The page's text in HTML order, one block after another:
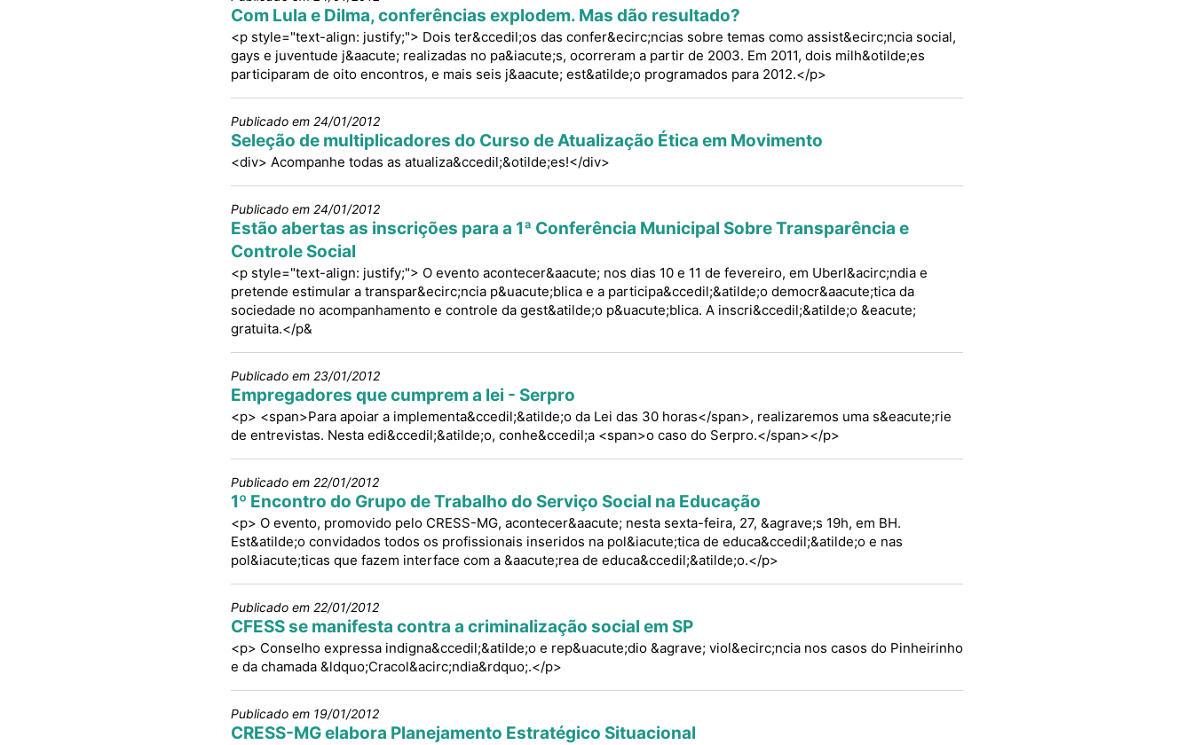
Com Lula e Dilma, conferências explodem. Mas dão resultado?
<p style="text-align: justify;"> Dois ter&ccedil;os das confer&ecirc;ncias sobre temas como assist&ecirc;ncia social,
gays e juventude j&aacute; realizadas no pa&iacute;s, ocorreram a partir de 2003. Em 2011, dois milh&otilde;es
participaram de oito encontros, e mais seis j&aacute; est&atilde;o programados para 2012.</p>
Publicado em 24/01/2012
Seleção de multiplicadores do Curso de Atualização Ética em Movimento
<div> Acompanhe todas as atualiza&ccedil;&otilde;es!</div>
Publicado em 24/01/2012
Estão abertas as inscrições para a 1ª Conferência Municipal Sobre Transparência e
Controle Social
<p style="text-align: justify;"> O evento acontecer&aacute; nos dias 10 e 11 de fevereiro, em Uberl&acirc;ndia e
pretende estimular a transpar&ecirc;ncia p&uacute;blica e a participa&ccedil;&atilde;o democr&aacute;tica da
sociedade no acompanhamento e controle da gest&atilde;o p&uacute;blica. A inscri&ccedil;&atilde;o &eacute;
gratuita.</p&
Publicado em 23/01/2012
Empregadores que cumprem a lei - Serpro
<p> <span>Para apoiar a implementa&ccedil;&atilde;o da Lei das 30 horas</span>, realizaremos uma s&eacute;rie
de entrevistas. Nesta edi&ccedil;&atilde;o, conhe&ccedil;a <span>o caso do Serpro.</span></p>
Publicado em 22/01/2012
1º Encontro do Grupo de Trabalho do Serviço Social na Educação
<p> O evento, promovido pelo CRESS-MG, acontecer&aacute; nesta sexta-feira, 27, &agrave;s 19h, em BH.
Est&atilde;o convidados todos os profissionais inseridos na pol&iacute;tica de educa&ccedil;&atilde;o e nas
pol&iacute;ticas que fazem interface com a &aacute;rea de educa&ccedil;&atilde;o.</p>
Publicado em 22/01/2012
CFESS se manifesta contra a criminalização social em SP
<p> Conselho expressa indigna&ccedil;&atilde;o e rep&uacute;dio &agrave; viol&ecirc;ncia nos casos do Pinheirinho
e da chamada &ldquo;Cracol&acirc;ndia&rdquo;.</p>
Publicado em 19/01/2012
CRESS-MG elabora Planejamento Estratégico Situacional